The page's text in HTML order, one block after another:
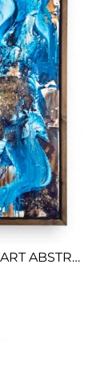
SAMBLEU – PEINTURE SUR TOILE – ART ABSTRAIT